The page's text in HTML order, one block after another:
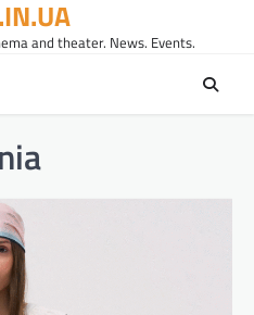
and theater. News. Events.